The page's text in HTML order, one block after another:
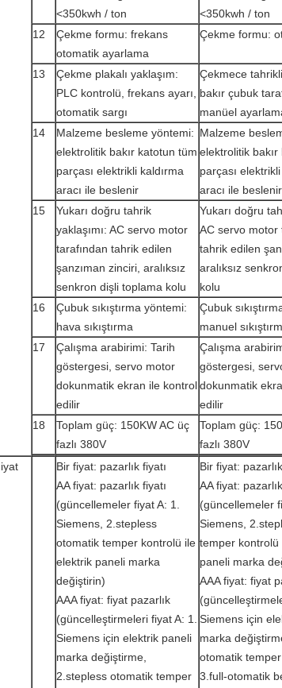
<350kwh / ton
<350kwh / ton
12
Çekme formu: frekans
otomatik ayarlama
Çekme formu:
13
Çekme plakalı yaklaşım:
PLC kontrolü, frekans ayarı,
otomatik sargı
Çekmece
bakır çubuk
manüel
14
Malzeme besleme yöntemi:
elektrolitik bakır katotun tüm
parçası elektrikli kaldırma
aracı ile beslenir
Malzeme
elektrolitik
parçası
aracı ile beslenir
15
Yukarı doğru tahrik
yaklaşımı: AC servo motor
tarafından tahrik edilen
şanzıman zinciri, aralıksız
senkron dişli toplama kolu
Yukarı doğru
AC servo motor
tahrik edilen
aralıksız
kolu
16
Çubuk sıkıştırma yöntemi:
hava sıkıştırma
Çubuk
manuel
17
Çalışma arabirimi: Tarih
göstergesi, servo motor
dokunmatik ekran ile kontrol
edilir
Çalışma
göstergesi,
dokunmatik
edilir
18
Toplam güç: 150KW AC üç
fazlı 380V
Toplam güç:
fazlı 380V
Bir fiyat: pazarlık fiyatı
AA fiyat: pazarlık fiyatı
(güncellemeler fiyat A: 1.
Siemens, 2.stepless
otomatik temper kontrolü ile
elektrik paneli marka
değiştirin)
AAA fiyat: fiyat pazarlık
(güncelleştirmeleri fiyat A: 1.
Siemens için elektrik paneli
marka değiştirme,
2.stepless otomatik temper
Bir fiyat:
AA fiyat:
(güncellemeler
Siemens,
temper kontrolü
paneli marka
AAA fiyat: fiyat
Siemens için
marka
otomatik temper
3.full-otomatik